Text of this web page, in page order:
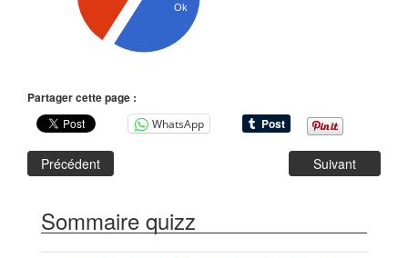
Ok
Partager cette page :
WhatsApp
Précédent Suivant
Sommaire quizz